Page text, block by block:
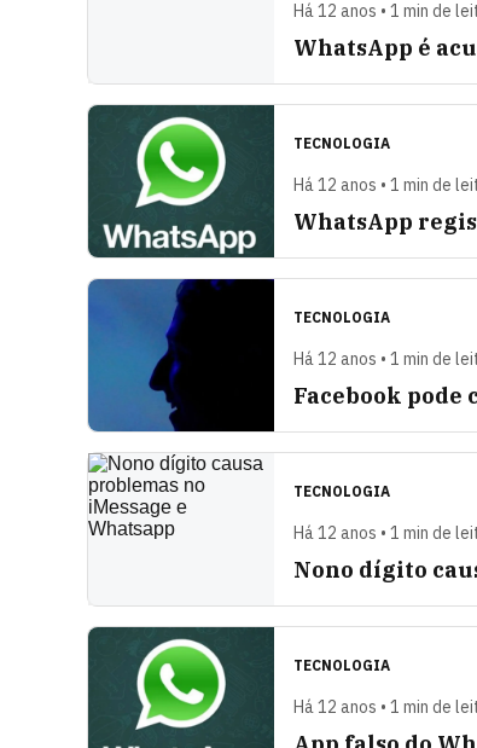
Há 12 anos • 1 min de
WhatsApp é
TECNOLOGIA
Há 12 anos • 1 min de
WhatsApp
TECNOLOGIA
Há 12 anos • 1 min de
Facebook pode
TECNOLOGIA
Há 12 anos • 1 min de
Nono dígito
TECNOLOGIA
Há 12 anos • 1 min de